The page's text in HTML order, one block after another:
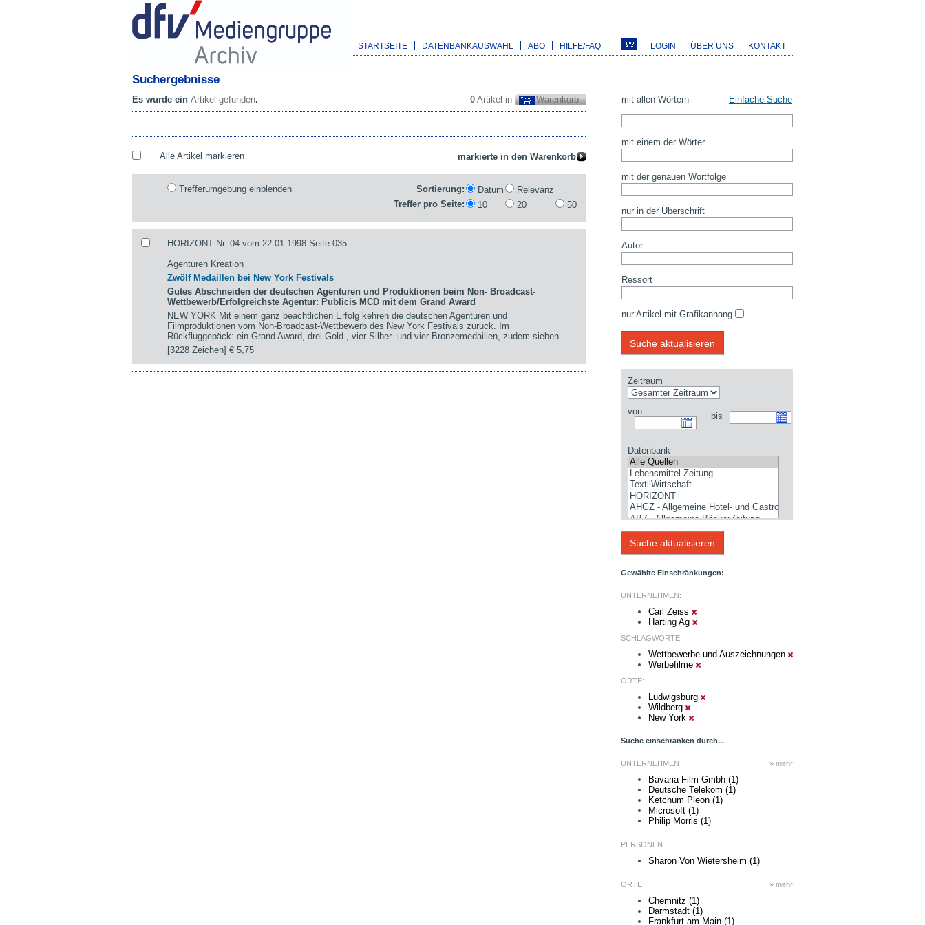
STARTSEITE DATENBANKAUSWAHL ABO HILFE/FAQ LOGIN ÜBER UNS KONTAKT
Suchergebnisse
0 Artikel in Warenkorb
Es wurde ein Artikel gefunden.
Alle Artikel markieren
Trefferumgebung einblenden Sortierung: Datum
Relevanz
Treffer pro Seite:
10 20 50
HORIZONT Nr. 04 vom 22.01.1998 Seite 035
Agenturen Kreation
Zwölf Medaillen bei New York Festivals
Gutes Abschneiden der deutschen Agenturen und Produktionen beim Non- Broadcast-
Wettbewerb/Erfolgreichste Agentur: Publicis MCD mit dem Grand Award
NEW YORK Mit einem ganz beachtlichen Erfolg kehren die deutschen Agenturen und
Filmproduktionen vom Non-Broadcast-Wettbewerb des New York Festivals zurück. Im
Rückfluggepäck: ein Grand Award, drei Gold-, vier Silber- und vier Bronzemedaillen, zudem sieben
[3228 Zeichen]€ 5,75
mit allen Wörtern Einfache Suche
mit einem der Wörter
mit der genauen Wortfolge
nur in der Überschrift
Autor
Ressort
nur Artikel mit Grafikanhang
Zeitraum
von bis
Datenbank
Gewählte Einschränkungen:
UNTERNEHMEN:
Carl Zeiss
Harting Ag
SCHLAGWORTE:
Wettbewerbe und Auszeichnungen
Werbefilme
ORTE:
Ludwigsburg
Wildberg
New York
Suche einschränken durch...
» mehr
UNTERNEHMEN
Bavaria Film Gmbh (1)
Deutsche Telekom (1)
Ketchum Pleon (1)
Microsoft (1)
Philip Morris (1)
PERSONEN
Sharon Von Wietersheim (1)
» mehr
ORTE
Chemnitz (1)
Darmstadt (1)
Frankfurt am Main (1)